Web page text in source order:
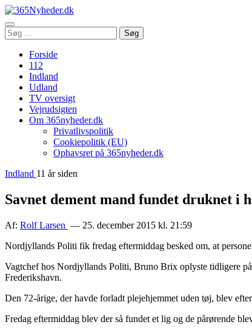
Åbn
menu
Søg
efter:
Søg
Forside
112
Indland
Udland
TV oversigt
Vejrudsigten
Om 365nyheder.dk
Privatlivspolitik
Cookiepolitik (EU)
Ophavsret på 365nyheder.dk
Indland 11 år siden
Savnet dement mand fundet druknet i
Af: Rolf Larsen — 25. december 2015 kl. 21:59
Nordjyllands Politi fik fredag eftermiddag besked om, at
Vagtchef hos Nordjyllands Politi, Bruno Brix oplyste tidligere
Frederikshavn.
Den 72-årige, der havde forladt plejehjemmet uden tøj, blev
Fredag eftermiddag blev der så fundet et lig og de pårørende